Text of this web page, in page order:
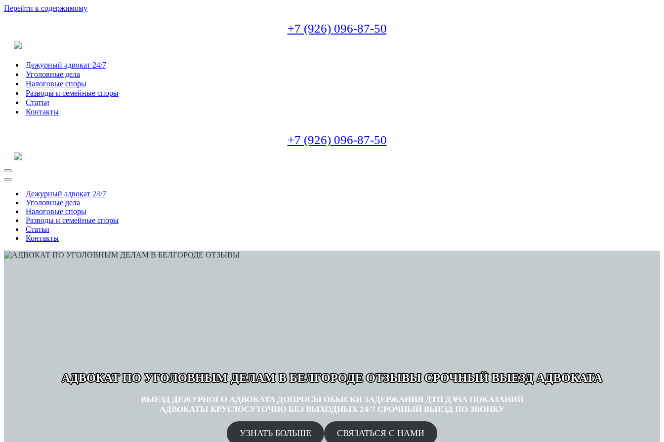
Перейти к содержимому
+7 (926) 096-87-50
Дежурный адвокат 24/7
Уголовные дела
Налоговые споры
Разводы и семейные споры
Статьи
Контакты
+7 (926) 096-87-50
Меню
навигации
Меню
навигацииДежурный адвокат 24/7
Уголовные дела
Налоговые споры
Разводы и семейные споры
Статьи
Контакты
АДВОКАТ ПО УГОЛОВНЫМ ДЕЛАМ В БЕЛГОРОДЕ ОТЗЫВЫ СРОЧНЫЙ ВЫЕЗД АДВОКАТА
ВЫЕЗД ДЕЖУРНОГО АДВОКАТА ДОПРОСЫ ОБЫСКИ ЗАДЕРЖАНИЯ ДТП ДАЧА ПОКАЗАНИЙ
АДВОКАТЫ КРУГЛОСУТОЧНО БЕЗ ВЫХОДНЫХ 24/7 СРОЧНЫЙ ВЫЕЗД ПО ЗВОНКУ
УЗНАТЬ БОЛЬШЕ СВЯЗАТЬСЯ С НАМИ